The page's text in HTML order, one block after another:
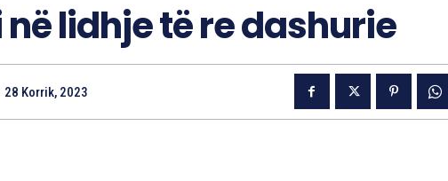
lidhje të re dashurie
28 Korrik, 2023